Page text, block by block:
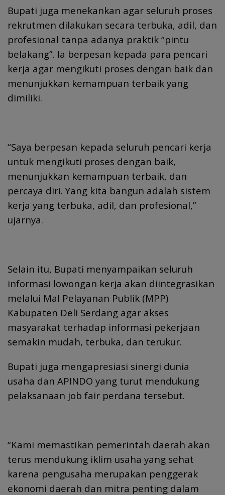
Bupati juga menekankan agar seluruh proses
rekrutmen dilakukan secara terbuka, adil, dan
profesional tanpa adanya praktik “pintu
belakang”. Ia berpesan kepada para pencari
kerja agar mengikuti proses dengan baik dan
menunjukkan kemampuan terbaik yang
dimiliki.
“Saya berpesan kepada seluruh pencari kerja
untuk mengikuti proses dengan baik,
menunjukkan kemampuan terbaik, dan
percaya diri. Yang kita bangun adalah sistem
kerja yang terbuka, adil, dan profesional,”
ujarnya.
Selain itu, Bupati menyampaikan seluruh
informasi lowongan kerja akan diintegrasikan
melalui Mal Pelayanan Publik (MPP)
Kabupaten Deli Serdang agar akses
masyarakat terhadap informasi pekerjaan
semakin mudah, terbuka, dan terukur.
Bupati juga mengapresiasi sinergi dunia
usaha dan APINDO yang turut mendukung
pelaksanaan job fair perdana tersebut.
“Kami memastikan pemerintah daerah akan
terus mendukung iklim usaha yang sehat
karena pengusaha merupakan penggerak
ekonomi daerah dan mitra penting dalam